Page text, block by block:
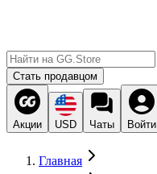
Стать продавцом
Акции USD Чаты Войти
Главная